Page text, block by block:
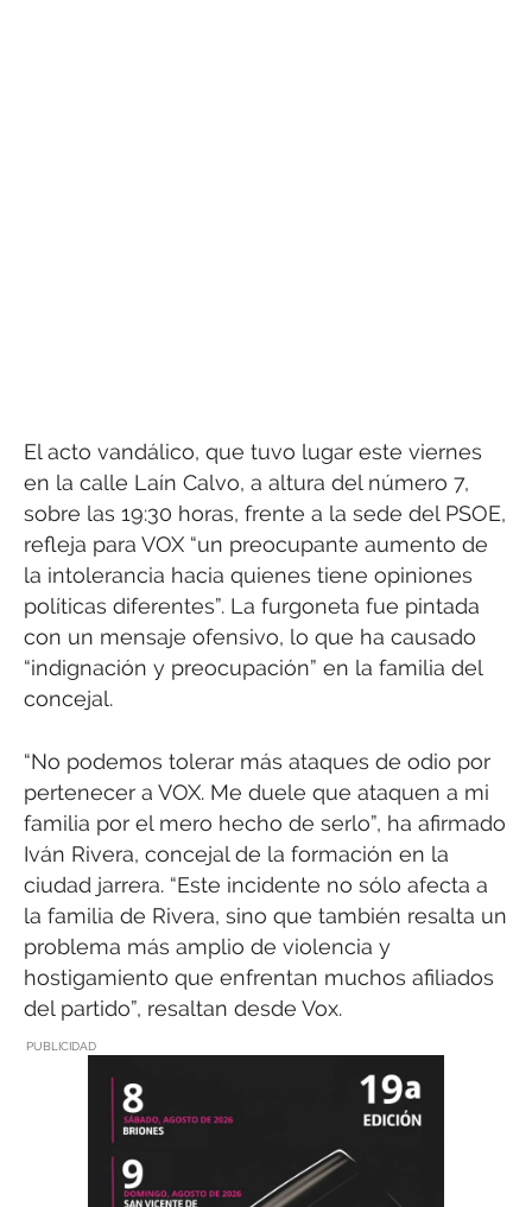
El acto vandálico, que tuvo lugar este viernes
en la calle Laín Calvo, a altura del número 7,
sobre las 19:30 horas, frente a la sede del PSOE,
refleja para VOX “un preocupante aumento de
la intolerancia hacia quienes tiene opiniones
políticas diferentes”. La furgoneta fue pintada
con un mensaje ofensivo, lo que ha causado
“indignación y preocupación” en la familia del
concejal.
“No podemos tolerar más ataques de odio por
pertenecer a VOX. Me duele que ataquen a mi
familia por el mero hecho de serlo”, ha afirmado
Iván Rivera, concejal de la formación en la
ciudad jarrera. “Este incidente no sólo afecta a
la familia de Rivera, sino que también resalta un
problema más amplio de violencia y
hostigamiento que enfrentan muchos afiliados
del partido”, resaltan desde Vox.
PUBLICIDAD